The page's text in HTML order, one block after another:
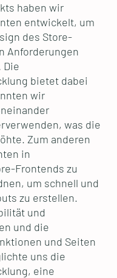
haben wir
entwickelt, um
des Store-
Anforderungen
Die
bietet dabei
wir
was die
Zum anderen
in
Frontends zu
um schnell und
zu erstellen.
und
und die
und Seiten
uns die
eine